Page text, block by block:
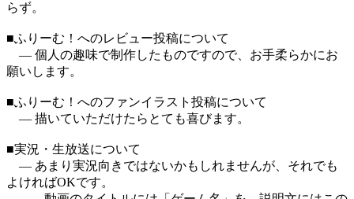
らず。
■ふりーむ！へのレビュー投稿について
― 個人の趣味で制作したものですので、お手柔らかにお
願いします。
■ふりーむ！へのファンイラスト投稿について
― 描いていただけたらとても喜びます。
■実況・生放送について
― あまり実況向きではないかもしれませんが、それでも
よければOKです。